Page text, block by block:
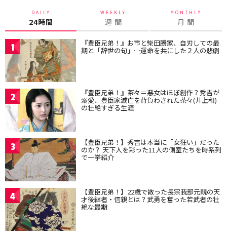
DAILY
24時間
WEEKLY
週 間
MONTHLY
月 間
1 『豊臣兄弟！』お市と柴田勝家、自刃しての最
期と「辞世の句」…運命を共にした２人の悲劇
2 『豊臣兄弟！』茶々＝悪女はほぼ創作？秀吉が
溺愛、豊臣家滅亡を背負わされた茶々(井上和)
の壮絶すぎる生涯
3 【豊臣兄弟！】秀吉は本当に「女狂い」だった
のか？ 天下人を彩った11人の側室たちを時系列
で一挙紹介
4 【豊臣兄弟！】22歳で散った長宗我部元親の天
才後継者・信親とは？武勇を奮った若武者の壮
絶な最期